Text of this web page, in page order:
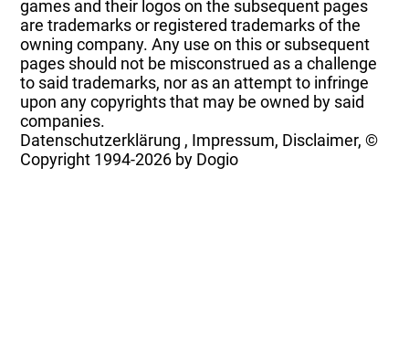
games and their logos on the subsequent pages
are trademarks or registered trademarks of the
owning company. Any use on this or subsequent
pages should not be misconstrued as a challenge
to said trademarks, nor as an attempt to infringe
upon any copyrights that may be owned by said
companies.
Datenschutzerklärung , Impressum, Disclaimer, ©
Copyright 1994-2026 by Dogio